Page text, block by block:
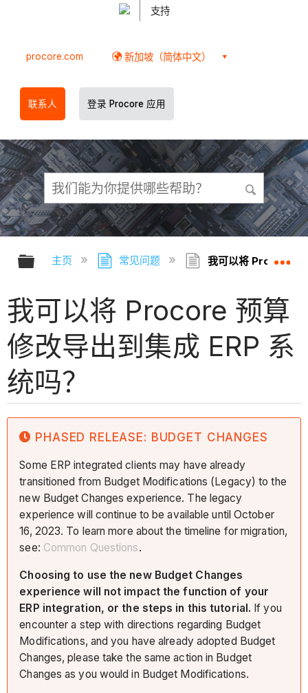
支持
procore.com 新加坡（简体中文）
联系人 登录 Procore 应用
扩展/隐缩全局层次
主页 常见问题 我可以将 Procore 预
我可以将 Procore 预算
修改导出到集成 ERP 系
统吗？
PHASED RELEASE: BUDGET CHANGES
Some ERP integrated clients may have already
transitioned from Budget Modifications (Legacy) to the
new Budget Changes experience. The legacy
experience will continue to be available until October
16, 2023. To learn more about the timeline for migration,
see: Common Questions.
Choosing to use the new Budget Changes
experience will not impact the function of your
ERP integration, or the steps in this tutorial. If you
encounter a step with directions regarding Budget
Modifications, and you have already adopted Budget
Changes, please take the same action in Budget
Changes as you would in Budget Modifications.